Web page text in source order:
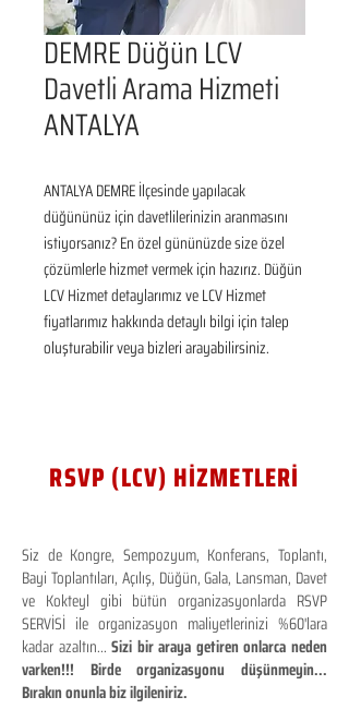
DEMRE Düğün LCV
Davetli Arama Hizmeti
ANTALYA
ANTALYA DEMRE İlçesinde yapılacak
düğününüz için davetlilerinizin aranmasını
istiyorsanız? En özel gününüzde size özel
çözümlerle hizmet vermek için hazırız. Düğün
LCV Hizmet detaylarımız ve LCV Hizmet
fiyatlarımız hakkında detaylı bilgi için talep
oluşturabilir veya bizleri arayabilirsiniz.
RSVP (LCV) HİZMETLERİ
Siz de Kongre, Sempozyum, Konferans, Toplantı,
Bayi Toplantıları, Açılış, Düğün, Gala, Lansman, Davet
ve Kokteyl gibi bütün organizasyonlarda RSVP
SERVİSİ ile organizasyon maliyetlerinizi %60'lara
kadar azaltın...Sizi bir araya getiren onlarca neden
varken!!! Birde organizasyonu düşünmeyin...
Bırakın onunla biz ilgileniriz.